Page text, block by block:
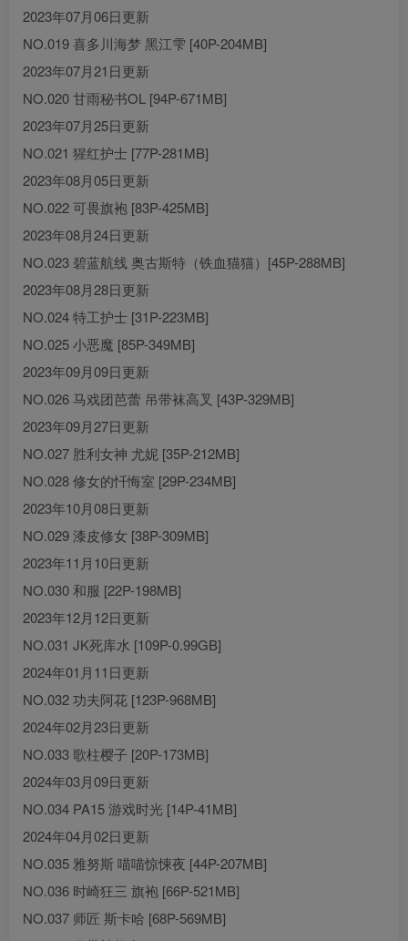
2023年07月06日更新
NO.019 喜多川海梦 黑江雫 [40P-204MB]
2023年07月21日更新
NO.020 甘雨秘书OL [94P-671MB]
2023年07月25日更新
NO.021 猩红护士 [77P-281MB]
2023年08月05日更新
NO.022 可畏旗袍 [83P-425MB]
2023年08月24日更新
NO.023 碧蓝航线 奥古斯特（铁血猫猫）[45P-288MB]
2023年08月28日更新
NO.024 特工护士 [31P-223MB]
NO.025 小恶魔 [85P-349MB]
2023年09月09日更新
NO.026 马戏团芭蕾 吊带袜高叉 [43P-329MB]
2023年09月27日更新
NO.027 胜利女神 尤妮 [35P-212MB]
NO.028 修女的忏悔室 [29P-234MB]
2023年10月08日更新
NO.029 漆皮修女 [38P-309MB]
2023年11月10日更新
NO.030 和服 [22P-198MB]
2023年12月12日更新
NO.031 JK死库水 [109P-0.99GB]
2024年01月11日更新
NO.032 功夫阿花 [123P-968MB]
2024年02月23日更新
NO.033 歌柱樱子 [20P-173MB]
2024年03月09日更新
NO.034 PA15 游戏时光 [14P-41MB]
2024年04月02日更新
NO.035 雅努斯 喵喵惊悚夜 [44P-207MB]
NO.036 时崎狂三 旗袍 [66P-521MB]
NO.037 师匠 斯卡哈 [68P-569MB]